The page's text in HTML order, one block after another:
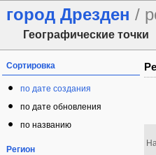
город Дрезден /
Географические точки
Сортировка
по дате создания
по дате обновления
по названию
Регион